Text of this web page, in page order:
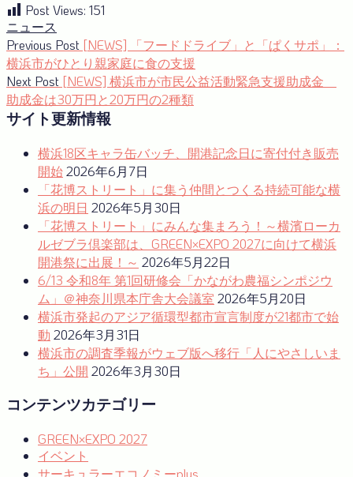
Post Views: 151
ニュース
投
稿
ナ
ビ
ゲ
シ
ョ
Previous Post Previous
post:
[NEWS] 「フードドライブ」と「ぱくサポ」：
横浜市がひとり親家庭に食の支援
Next Post Next
post:
[NEWS] 横浜市が市民公益活動緊急支援助成金
助成金は30万円と20万円の2種類
サイト更新情報
横浜18区キャラ缶バッチ、開港記念日に寄付付き販売
開始2026年6月7日
「花博ストリート」に集う仲間とつくる持続可能な横
浜の明日 2026年5月30日
「花博ストリート」にみんな集まろう！～横濱ローカ
ルゼブラ倶楽部は、GREEN×EXPO 2027に向けて横浜
開港祭に出展！～ 2026年5月22日
6/13 令和8年 第1回研修会「かながわ農福シンポジウ
ム」＠神奈川県本庁舎大会議室 2026年5月20日
横浜市発起のアジア循環型都市宣言制度が21都市で始
動 2026年3月31日
横浜市の調査季報がウェブ版へ移行「人にやさしいま
ち」公開 2026年3月30日
コンテンツカテゴリー
GREEN×EXPO 2027
イベント
サーキュラーエコノミーplus